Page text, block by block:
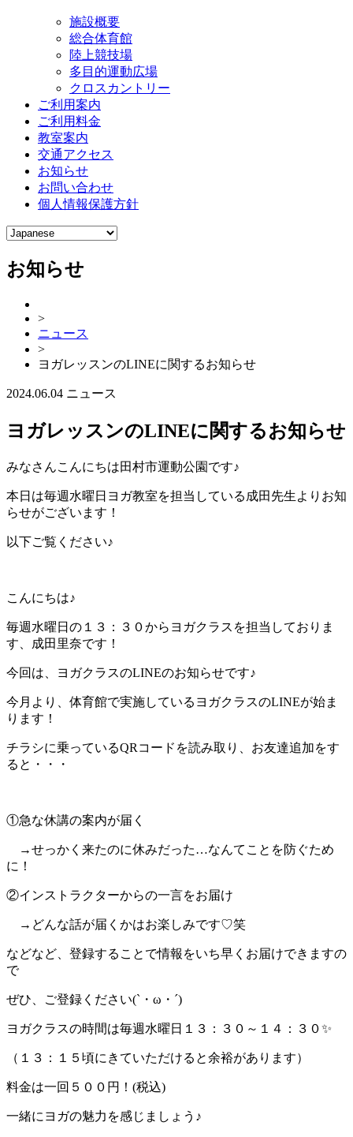
施設概要
総合体育館
陸上競技場
多目的運動広場
クロスカントリー
ご利用案内
ご利用料金
教室案内
交通アクセス
お知らせ
お問い合わせ
個人情報保護方針
お知らせ
>
ニュース
>
ヨガレッスンのLINEに関するお知らせ
2024.06.04 ニュース
ヨガレッスンのLINEに関するお知らせ
みなさんこんにちは田村市運動公園です♪
本日は毎週水曜日ヨガ教室を担当している成田先生よりお知
らせがございます！
以下ご覧ください♪
こんにちは♪
毎週水曜日の１３：３０からヨガクラスを担当しておりま
す、成田里奈です！
今回は、ヨガクラスのLINEのお知らせです♪
今月より、体育館で実施しているヨガクラスのLINEが始ま
ります！
チラシに乗っているQRコードを読み取り、お友達追加をす
ると・・・
①急な休講の案内が届く
→せっかく来たのに休みだった…なんてことを防ぐため
に！
②インストラクターからの一言をお届け
→どんな話が届くかはお楽しみです♡笑
などなど、登録することで情報をいち早くお届けできますの
で
ぜひ、ご登録ください(`・ω・´)
ヨガクラスの時間は毎週水曜日１３：３０～１４：３０✨
（１３：１５頃にきていただけると余裕があります）
料金は一回５００円！(税込)
一緒にヨガの魅力を感じましょう♪